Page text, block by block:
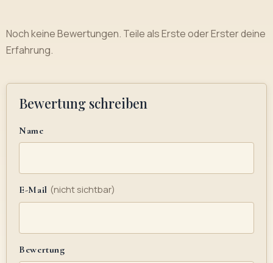
Noch keine Bewertungen. Teile als Erste oder Erster deine
Erfahrung.
Bewertung schreiben
Name
E-Mail (nicht sichtbar)
Bewertung